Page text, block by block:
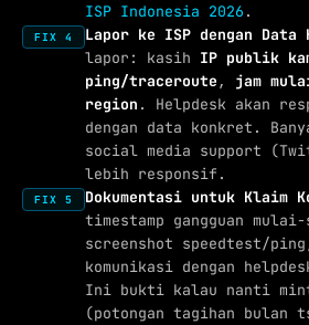
ISP Indonesia 2026 .
FIX 4 Lapor ke ISP dengan Data
lapor: kasih IP publik
ping/traceroute, jam
region . Helpdesk akan
dengan data konkret.
social media support
lebih responsif.
FIX 5 Dokumentasi untuk Klaim
timestamp gangguan
screenshot speedtest/
komunikasi dengan
Ini bukti kalau nanti
(potongan tagihan bulan